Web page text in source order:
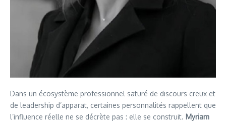
Dans un écosystème professionnel saturé de discours creux et
de leadership d’apparat, certaines personnalités rappellent que
l’influence réelle ne se décrète pas : elle se construit. Myriam